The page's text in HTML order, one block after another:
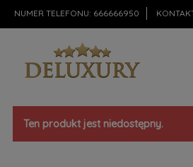
NUMER TELEFONU: 666666950
Ten produkt jest niedostępny.